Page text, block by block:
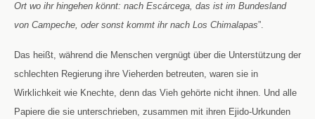
Ort wo ihr hingehen könnt: nach Escárcega, das ist im Bundesland
von Campeche, oder sonst kommt ihr nach Los Chimalapas”.
Das heißt, während die Menschen vergnügt über die Unterstützung der
schlechten Regierung ihre Vieherden betreuten, waren sie in
Wirklichkeit wie Knechte, denn das Vieh gehörte nicht ihnen. Und alle
Papiere die sie unterschrieben, zusammen mit ihren Ejido-Urkunden